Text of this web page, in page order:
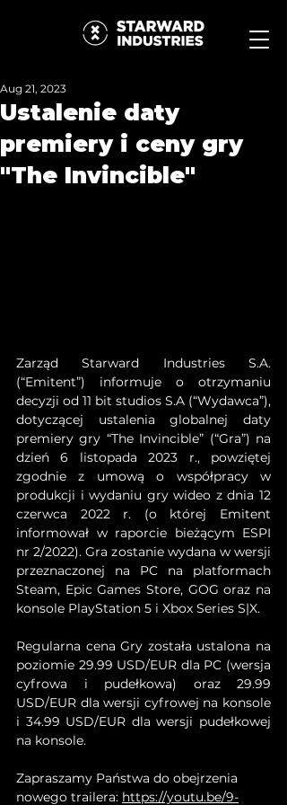
Ustalenie daty
premiery i ceny gry
"The Invincible"
Aug 21, 2023
Zarząd Starward Industries S.A.
(“Emitent”) informuje o otrzymaniu
decyzji od 11 bit studios S.A (“Wydawca”),
dotyczącej ustalenia globalnej daty
premiery gry “The Invincible” (“Gra”) na
dzień 6 listopada 2023 r., powziętej
zgodnie z umową o współpracy w
produkcji i wydaniu gry wideo z dnia 12
czerwca 2022 r. (o której Emitent
informował w raporcie bieżącym ESPI
nr 2/2022). Gra zostanie wydana w wersji
przeznaczonej na PC na platformach
Steam, Epic Games Store, GOG oraz na
konsole PlayStation 5 i Xbox Series S|X.
Regularna cena Gry została ustalona na
poziomie 29.99 USD/EUR dla PC (wersja
cyfrowa i pudełkowa) oraz 29.99
USD/EUR dla wersji cyfrowej na konsole
i 34.99 USD/EUR dla wersji pudełkowej
na konsole.
Zapraszamy Państwa do obejrzenia
nowego trailera: https://youtu.be/9-